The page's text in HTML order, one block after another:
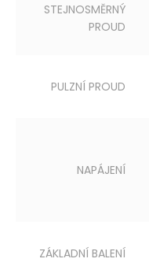
STEJNOSMĚRNÝ
PROUD
PULZNÍ PROUD
NAPÁJENÍ
ZÁKLADNÍ BALENÍ